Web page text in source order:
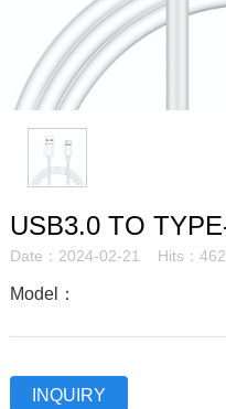
USB3.0 TO
Date：2024-02-21 Hits：462
Model：
INQUIRY